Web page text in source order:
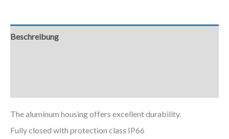
Beschreibung
The aluminum housing offers excellent durability.
Fully closed with protection class IP66